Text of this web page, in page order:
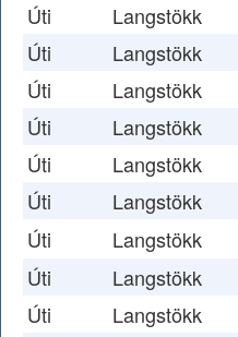
Úti
Langstökk
Úti
Langstökk
Úti
Langstökk
Úti
Langstökk
Úti
Langstökk
Úti
Langstökk
Úti
Langstökk
Úti
Langstökk
Úti
Langstökk